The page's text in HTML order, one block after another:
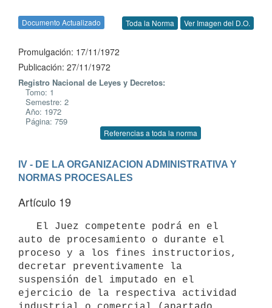
Documento Actualizado Toda la Norma Ver Imagen del D.O.
Promulgación: 17/11/1972
Publicación: 27/11/1972
Registro Nacional de Leyes y Decretos:
Tomo: 1
Semestre: 2
Año: 1972
Página: 759
Referencias a toda la norma
IV - DE LA ORGANIZACION ADMINISTRATIVA Y
NORMAS PROCESALES
Artículo 19
auto de procesamiento o durante el
proceso y a los fines instructorios,
decretar preventivamente la
suspensión del imputado en el
ejercicio de la respectiva actividad